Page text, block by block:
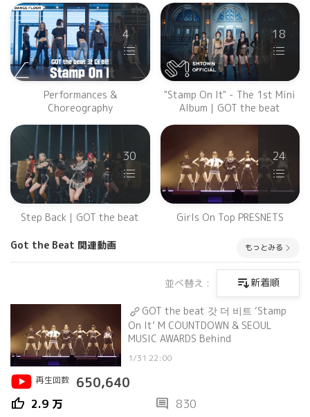
4
Performances &
Choreography
18
"Stamp On It" - The 1st Mini
Album｜GOT the beat
30
Step Back｜GOT the beat
24
Girls On Top PRESNETS
Got the Beat 関連動画 もっとみる
並べ替え : 新着順
GOT the beat 갓 더 비트 ‘Stamp
On It’ M COUNTDOWN & SEOUL
MUSIC AWARDS Behind
1/31 22:00
再生回数
650,640
thumb_up 2.9 万 comment 830